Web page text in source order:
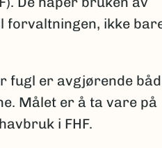
forvaltningen, ikke
fugl er avgjørende
Målet er å ta vare på
i FHF.